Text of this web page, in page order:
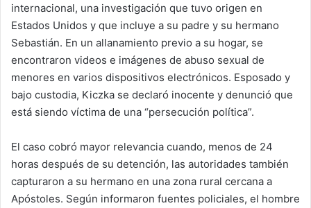
internacional, una investigación que tuvo origen en
Estados Unidos y que incluye a su padre y su hermano
Sebastián. En un allanamiento previo a su hogar, se
encontraron videos e imágenes de abuso sexual de
menores en varios dispositivos electrónicos. Esposado y
bajo custodia, Kiczka se declaró inocente y denunció que
está siendo víctima de una “persecución política”.
El caso cobró mayor relevancia cuando, menos de 24
horas después de su detención, las autoridades también
capturaron a su hermano en una zona rural cercana a
Apóstoles. Según informaron fuentes policiales, el hombre